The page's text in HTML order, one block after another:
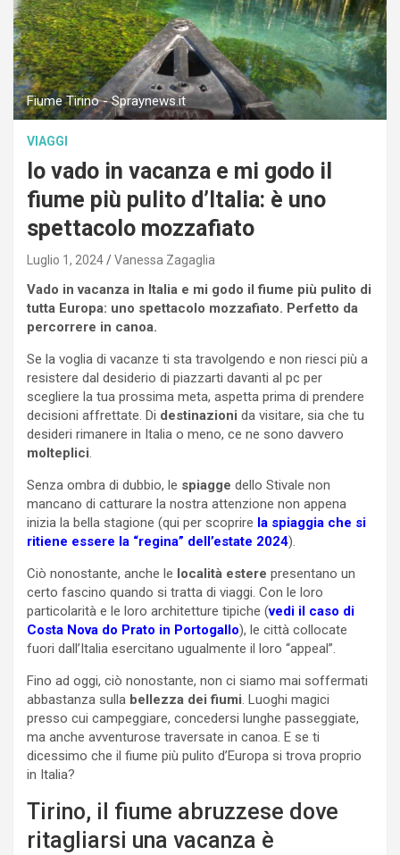
Fiume Tirino - Spraynews.it
VIAGGI
Io vado in vacanza e mi godo il
fiume più pulito d’Italia: è uno
spettacolo mozzafiato
Luglio 1, 2024 Vanessa Zagaglia
Vado in vacanza in Italia e mi godo il fiume più pulito di
tutta Europa: uno spettacolo mozzafiato. Perfetto da
percorrere in canoa.
Se la voglia di vacanze ti sta travolgendo e non riesci più a
resistere dal desiderio di piazzarti davanti al pc per
scegliere la tua prossima meta, aspetta prima di prendere
decisioni affrettate. Di destinazioni da visitare, sia che tu
desideri rimanere in Italia o meno, ce ne sono davvero
molteplici.
Senza ombra di dubbio, le spiagge dello Stivale non
mancano di catturare la nostra attenzione non appena
inizia la bella stagione (qui per scoprire la spiaggia che si
ritiene essere la “regina” dell’estate 2024).
Ciò nonostante, anche le località estere presentano un
certo fascino quando si tratta di viaggi. Con le loro
particolarità e le loro architetture tipiche (vedi il caso di
Costa Nova do Prato in Portogallo), le città collocate
fuori dall’Italia esercitano ugualmente il loro “appeal”.
Fino ad oggi, ciò nonostante, non ci siamo mai soffermati
abbastanza sulla bellezza dei fiumi. Luoghi magici
presso cui campeggiare, concedersi lunghe passeggiate,
ma anche avventurose traversate in canoa. E se ti
dicessimo che il fiume più pulito d’Europa si trova proprio
in Italia?
Tirino, il fiume abruzzese dove
ritagliarsi una vacanza è